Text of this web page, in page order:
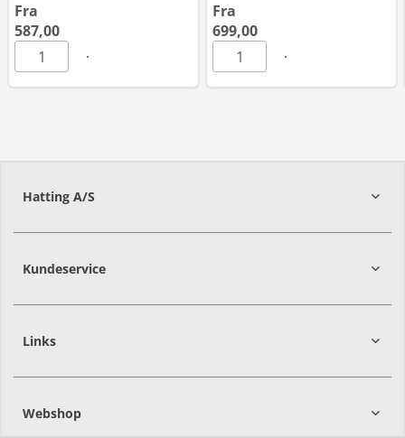
Fra
587,00
Fra
699,00
Hatting A/S
8700Horsens
Kundeservice
Links
Webshop